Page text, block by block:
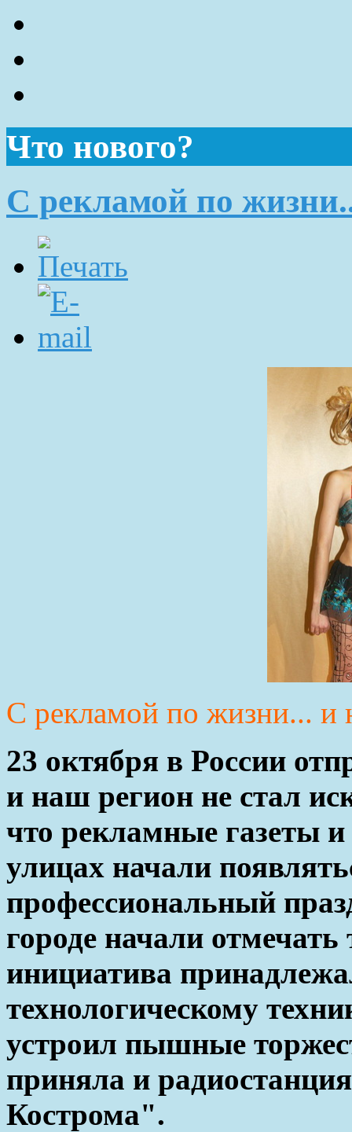
Что нового?
С рекламой по
С рекламой по жизни... и
23 октября в России
и наш регион не стал
что рекламные газеты
улицах начали
профессиональный
городе начали
инициатива
технологическому
устроил пышные
приняла и
Кострома".